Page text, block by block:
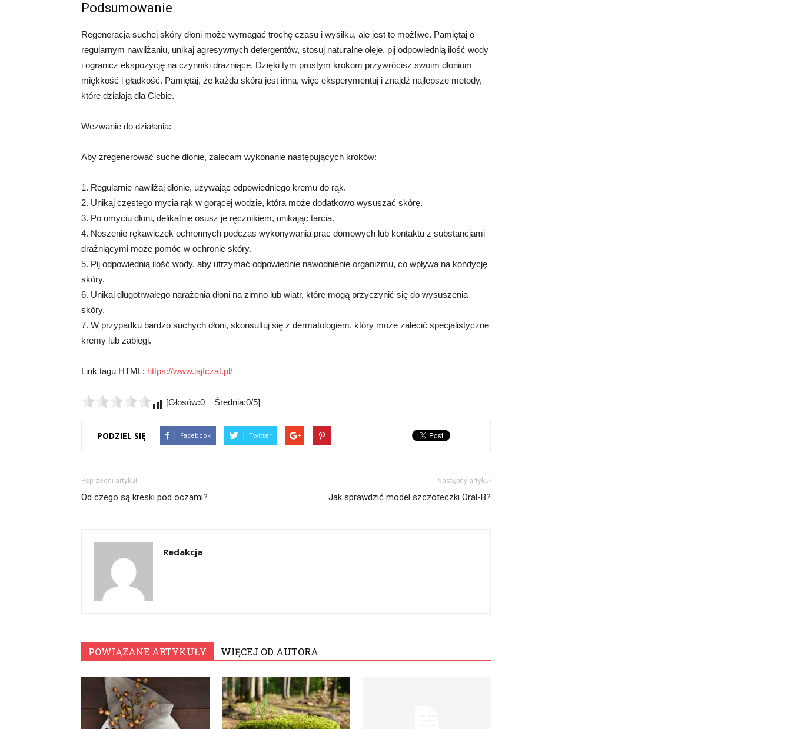
Podsumowanie
Regeneracja suchej skóry dłoni może wymagać trochę czasu i wysiłku, ale jest to możliwe. Pamiętaj o
regularnym nawilżaniu, unikaj agresywnych detergentów, stosuj naturalne oleje, pij odpowiednią ilość wody
i ogranicz ekspozycję na czynniki drażniące. Dzięki tym prostym krokom przywrócisz swoim dłoniom
miękkość i gładkość. Pamiętaj, że każda skóra jest inna, więc eksperymentuj i znajdź najlepsze metody,
które działają dla Ciebie.
Wezwanie do działania:
Aby zregenerować suche dłonie, zalecam wykonanie następujących kroków:
1. Regularnie nawilżaj dłonie, używając odpowiedniego kremu do rąk.
2. Unikaj częstego mycia rąk w gorącej wodzie, która może dodatkowo wysuszać skórę.
3. Po umyciu dłoni, delikatnie osusz je ręcznikiem, unikając tarcia.
4. Noszenie rękawiczek ochronnych podczas wykonywania prac domowych lub kontaktu z substancjami
drażniącymi może pomóc w ochronie skóry.
5. Pij odpowiednią ilość wody, aby utrzymać odpowiednie nawodnienie organizmu, co wpływa na kondycję
skóry.
6. Unikaj długotrwałego narażenia dłoni na zimno lub wiatr, które mogą przyczynić się do wysuszenia
skóry.
7. W przypadku bardzo suchych dłoni, skonsultuj się z dermatologiem, który może zalecić specjalistyczne
kremy lub zabiegi.
Link tagu HTML: https://www.lajfczat.pl/
[Głosów:0 Średnia:0/5]
PODZIEL SIĘ Facebook Twitter
Poprzedni artykuł
Od czego są kreski pod oczami?
Następny artykuł
Jak sprawdzić model szczoteczki Oral-B?
Redakcja
POWIĄZANE ARTYKUŁY WIĘCEJ OD AUTORA